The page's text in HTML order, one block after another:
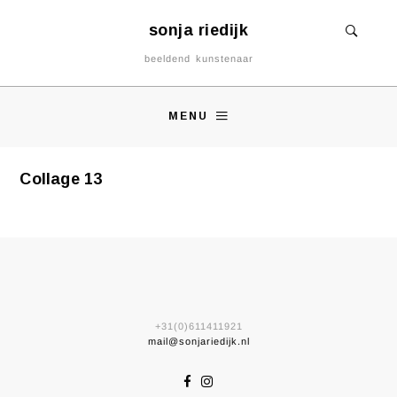
sonja riedijk
beeldend kunstenaar
MENU
Collage 13
+31(0)611411921
mail@sonjariedijk.nl